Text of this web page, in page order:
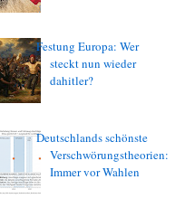
Festung Europa: Wer
steckt nun wieder
dahitler?
Deutschlands schönste
Verschwörungstheorien:
Immer vor Wahlen